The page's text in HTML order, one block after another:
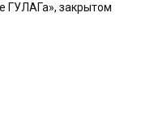
ГУЛАГа», закрытом